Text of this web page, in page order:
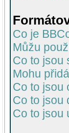
Co je
Můžu
Co to jsou
Mohu
Co to jsou
Co to jsou
Co to jsou